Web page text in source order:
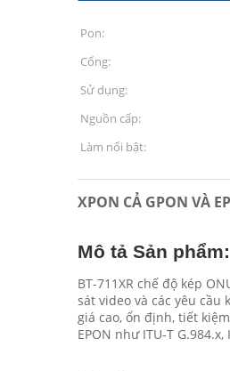
Pon:
Cổng:
Sử dụng:
Nguồn cấp:
Làm nổi bật:
XPON CẢ GPON VÀ
Mô tả Sản phẩm:
BT-711XR chế độ kép
sát video và các yêu cầu
giá cao, ổn định, tiết
EPON như ITU-T